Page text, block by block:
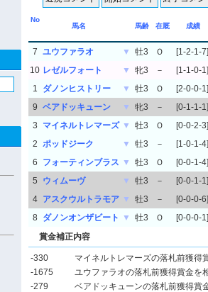
No
馬名
馬齢 在厩 成績
7 ユウファラオ ▼ 牡3 Ｏ
[1-2-1-7]
10 レゼルフォート ▼ 牝3 －
[1-1-0-1]
1
ダノンヒストリー ▼ 牡3 Ｏ
[2-0-0-1]
9 ベアドッキューン ▼ 牝3 －
[0-1-1-1]
3
マイネルトレマーズ ▼ 牡3 Ｏ
[0-0-2-3]
2 ポッドジーク ▼ 牡3 －
[1-0-1-4]
6
フォーティンブラス ▼ 牡3 Ｏ
[0-0-1-4]
5
ウィムーヴ ▼ 牡3 －
[0-0-1-1]
4
アスクウルトラモア ▼ 牡3 －
[0-0-0-6]
8
ダノンオンザビート ▼ 牡3 Ｏ
[0-0-0-1]
賞金補正内容
-330
マイネルトレマーズの落札前獲得
-1675
ユウファラオの落札前獲得賞金を
-279
ベアドッキューンの落札前獲得賞